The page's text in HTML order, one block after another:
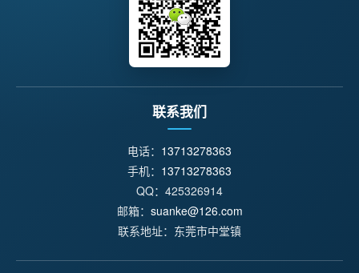
联系我们
电话： 13713278363
手机： 13713278363
QQ：425326914
邮箱： suanke@126.com
联系地址：东莞市中堂镇